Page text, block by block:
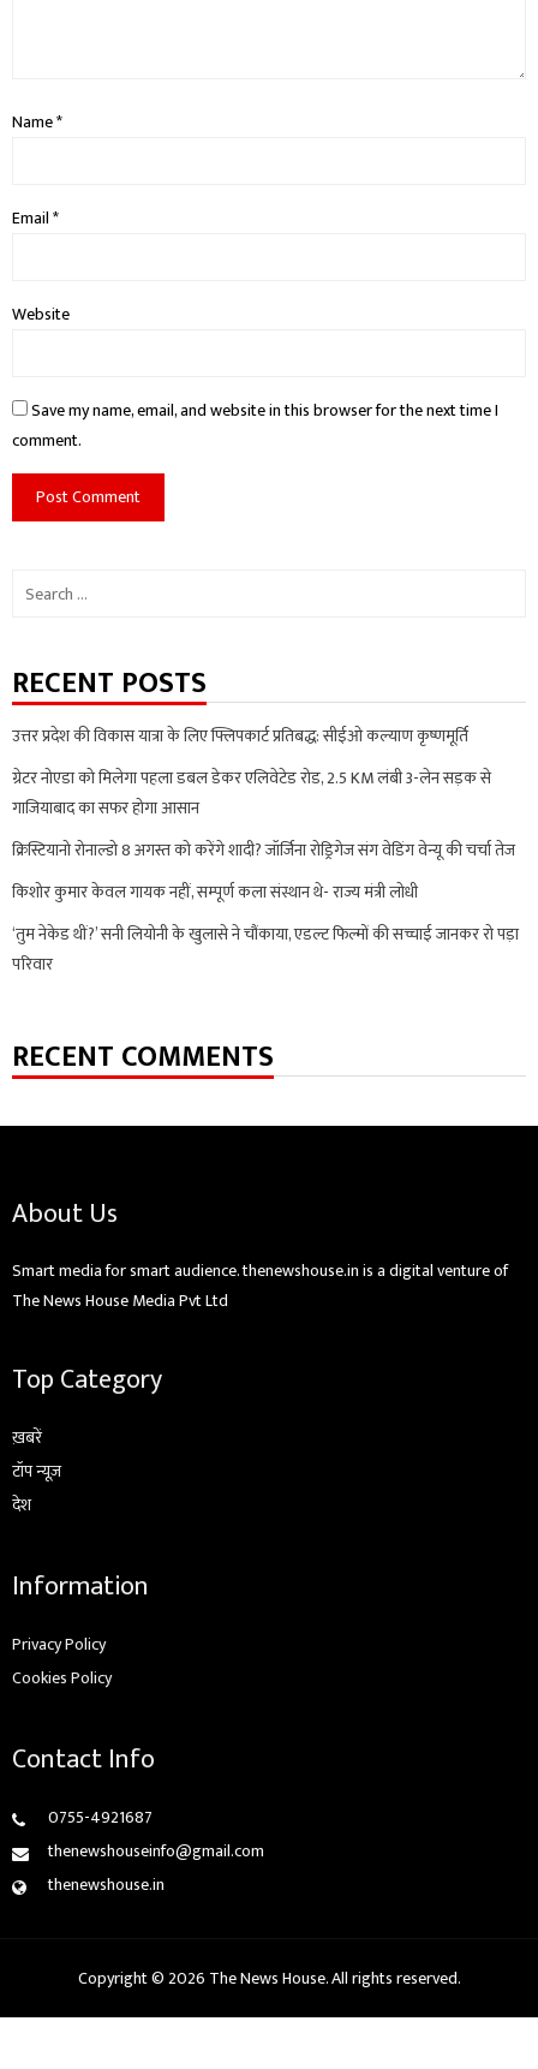
Name*
Email*
Website
Save my name, email, and website in this browser for the next time I
comment.
Search
RECENT POSTS
उत्तर प्रदेश की विकास यात्रा के लिए फ्लिपकार्ट प्रतिबद्ध: सीईओ कल्याण कृष्णमूर्ति
ग्रेटर नोएडा को मिलेगा पहला डबल डेकर एलिवेटेड रोड, 2.5 KM लंबी 3-लेन सड़क से
गाजियाबाद का सफर होगा आसान
क्रिस्टियानो रोनाल्डो 8 अगस्त को करेंगे शादी? जॉर्जिना रोड्रिगेज संग वेडिंग वेन्यू की चर्चा तेज
किशोर कुमार केवल गायक नहीं, सम्पूर्ण कला संस्थान थे- राज्य मंत्री लोधी
‘तुम नेकेड थीं?’ सनी लियोनी के खुलासे ने चौंकाया, एडल्ट फिल्मों की सच्चाई जानकर रो पड़ा
परिवार
RECENT COMMENTS
About Us
Smart media for smart audience. thenewshouse.in is a digital venture of
The News House Media Pvt Ltd
Top Category
ख़बरें
टॉप न्यूज़
देश
Information
Privacy Policy
Cookies Policy
Contact Info
0755-4921687
thenewshouseinfo@gmail.com
thenewshouse.in
Copyright © 2026 The News House. All rights reserved.